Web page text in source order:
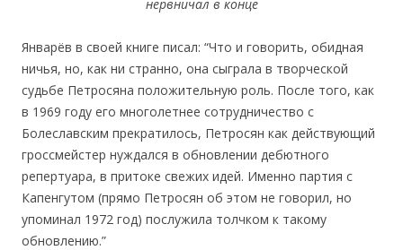
нервничал в конце
Январёв в своей книге писал: “Что и говорить, обидная
ничья, но, как ни странно, она сыграла в творческой
судьбе Петросяна положительную роль. После того, как
в 1969 году его многолетнее сотрудничество с
Болеславским прекратилось, Петросян как действующий
гроссмейстер нуждался в обновлении дебютного
репертуара, в притоке свежих идей. Именно партия с
Капенгутом (прямо Петросян об этом не говорил, но
упоминал 1972 год) послужила толчком к такому
обновлению.”